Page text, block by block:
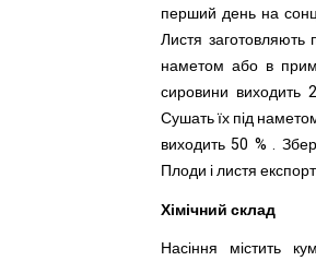
перший день на
Листя заготовляють
наметом або в
сировини виходить
Сушать їх під
виходить 50 % .
Плоди і листя
Хімічний склад
Насіння містить